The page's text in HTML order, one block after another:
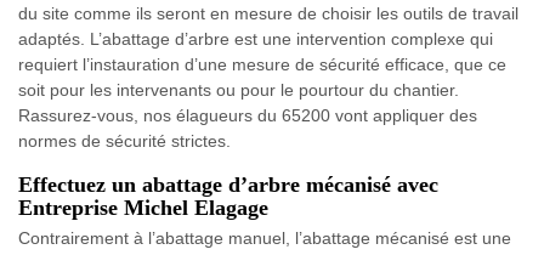
du site comme ils seront en mesure de choisir les outils de travail
adaptés. L’abattage d’arbre est une intervention complexe qui
requiert l’instauration d’une mesure de sécurité efficace, que ce
soit pour les intervenants ou pour le pourtour du chantier.
Rassurez-vous, nos élagueurs du 65200 vont appliquer des
normes de sécurité strictes.
Effectuez un abattage d’arbre mécanisé avec
Entreprise Michel Elagage
Contrairement à l’abattage manuel, l’abattage mécanisé est une